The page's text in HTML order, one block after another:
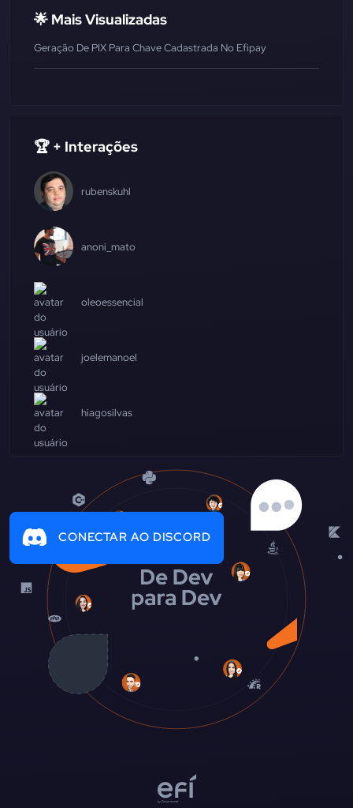
🌟 Mais Visualizadas
Geração De PIX Para Chave Cadastrada No Efipay
🏆 + Interações
rubenskuhl
anoni_mato
oleoessencial
joelemanoel
hiagosilvas
CONECTAR AO DISCORD